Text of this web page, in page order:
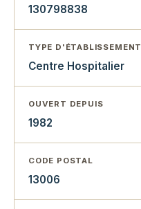
130798838
TYPE D'ÉTABLISSEMENT
Centre Hospitalier
OUVERT DEPUIS
1982
CODE POSTAL
13006